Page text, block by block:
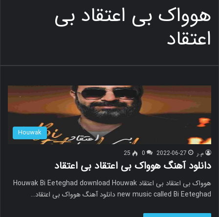
هوواک بی اعتقاد بی
اعتقاد
Houwak
م.ر 2022-06-27
0
25
دانلود آهنگ هوواک بی اعتقاد بی اعتقاد
هوواک بی اعتقاد بی اعتقاد Houwak Bi Eeteghad download Houwak
new music called Bi Eeteghad دانلود آهنگ هوواک بی اعتقاد…